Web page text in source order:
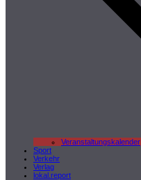
Veranstaltungskalender
Sport
Verkehr
Verlag
lokal.report